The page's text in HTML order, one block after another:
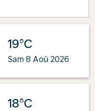
19°C
Sam 8 Aoû 2026
18°C